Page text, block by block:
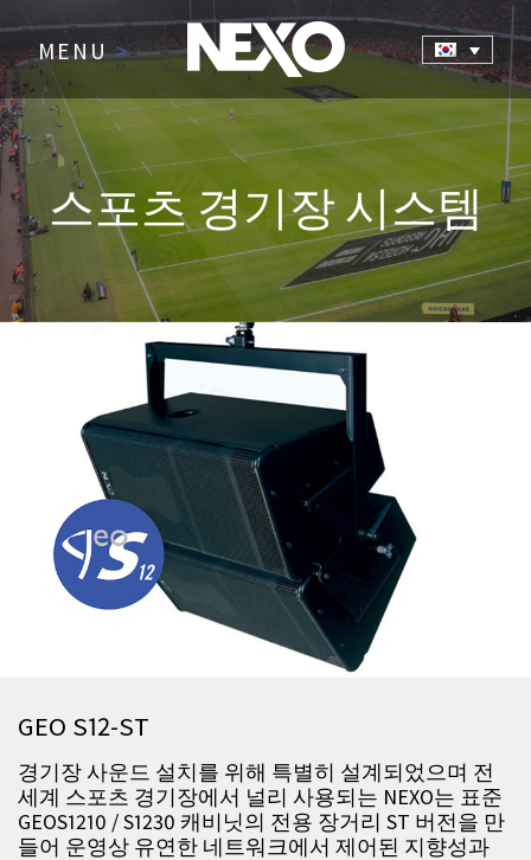
MENU>
스포츠 경기장 시스템
GEO S12-ST
경기장 사운드 설치를 위해 특별히 설계되었으며 전
세계 스포츠 경기장에서 널리 사용되는 NEXO는 표준
GEOS1210 / S1230 캐비닛의 전용 장거리 ST 버전을 만
들어 운영상 유연한 네트워크에서 제어된 지향성과